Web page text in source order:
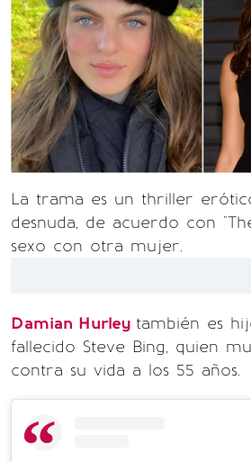
La trama es un thriller
desnuda, de acuerdo con
sexo con otra mujer.
Damian Hurley también es
fallecido Steve Bing, quien
contra su vida a los 55 años.